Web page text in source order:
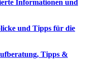
Informationen und
und Tipps für die
Tipps &